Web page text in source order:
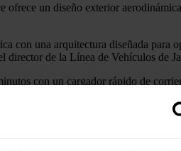
ofrece un diseño exterior
con una arquitectura diseñada
director de la Línea de Vehículos de
con un cargador rápido de
cada mañana con el tanque lleno", ha
ruedas y desarrollan hasta 400